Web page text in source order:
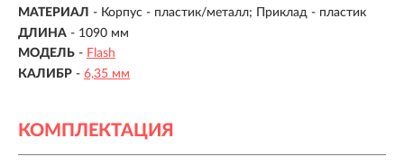
МАТЕРИАЛ - Корпус - пластик/металл; Приклад - пластик
ДЛИНА - 1090 мм
МОДЕЛЬ - Flash
КАЛИБР - 6,35 мм
КОМПЛЕКТАЦИЯ